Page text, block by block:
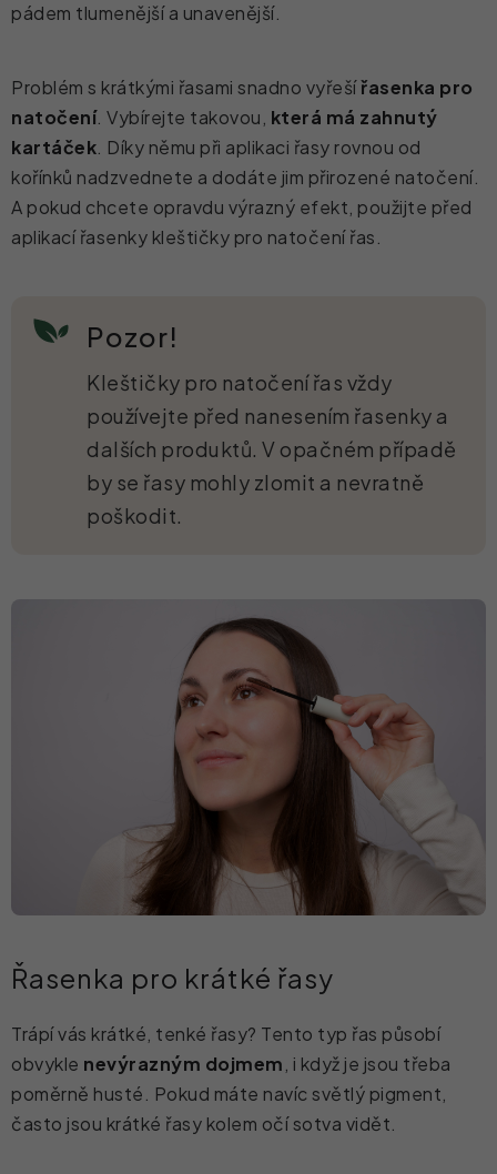
pádem tlumenější a unavenější.
Problém s krátkými řasami snadno vyřešířasenka pro
natočení. Vybírejte takovou, která má zahnutý
kartáček. Díky němu při aplikaci řasy rovnou od
kořínků nadzvednete a dodáte jim přirozené natočení.
A pokud chcete opravdu výrazný efekt, použijte před
aplikací řasenky kleštičky pro natočení řas.
Pozor!
Kleštičky pro natočení řas vždy
používejte před nanesením řasenky a
dalších produktů. V opačném případě
by se řasy mohly zlomit a nevratně
poškodit.
Řasenka pro krátké řasy
Trápí vás krátké, tenké řasy? Tento typ řas působí
obvykle nevýrazným dojmem , i když je jsou třeba
poměrně husté. Pokud máte navíc světlý pigment,
často jsou krátké řasy kolem očí sotva vidět.